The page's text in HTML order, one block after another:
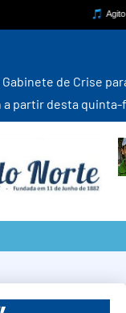
para monitorar
feira (6)